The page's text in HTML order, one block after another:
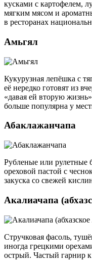
кусками с картофелем,
мягким мясом и
в ресторанах
Амьгял
Кукурузная лепёшка с
её нередко готовят из
«давая ей вторую
больше популярна у
Абаклажанчапа
Рубленые или
ореховой пастой с
закуска со свежей
Акалиачапа
Стручковая фасоль,
иногда грецкими
острый. Частый гарнир